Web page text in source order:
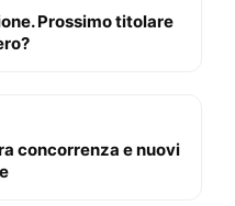
Prossimo titolare
concorrenza e nuovi